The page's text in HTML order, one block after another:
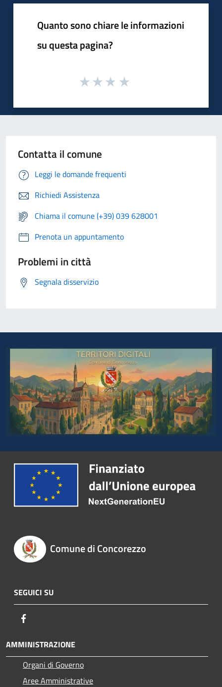
Quanto sono chiare le informazioni
su questa pagina?
Contatta il comune
Leggi le domande frequenti
Richiedi Assistenza
Chiama il comune (+39) 039 628001
Prenota un appuntamento
Problemi in città
Segnala disservizio
Comune di Concorezzo
SEGUICI SU
AMMINISTRAZIONE
Organi di Governo
Aree Amministrative